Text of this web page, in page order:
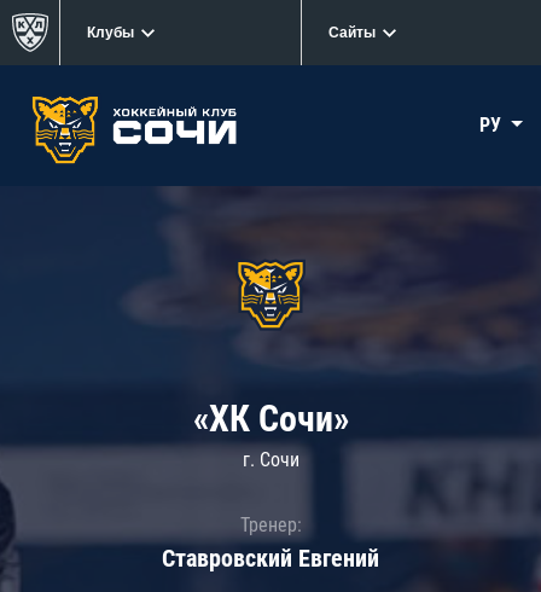
Клубы Сайты
РУ
«ХК Сочи»
г. Сочи
Тренер:
Ставровский Евгений